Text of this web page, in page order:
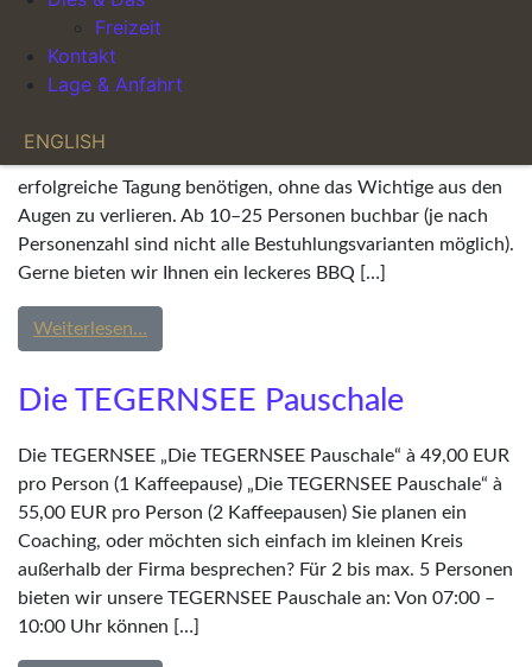
Freizeit
Kontakt
Lage & Anfahrt
ENGLISH
Die MÜNCHEN Pauschale
MÜNCHEN „Die MÜNCHEN Pauschale“ à 89,00 EUR pro
Person (2 Kaffeepausen) Für Alle, die sich auf das
erfolgreiche Tagung benötigen, ohne das Wichtige aus den
Augen zu verlieren. Ab 10–25 Personen buchbar (je nach
Personenzahl sind nicht alle Bestuhlungsvarianten möglich).
Gerne bieten wir Ihnen ein leckeres BBQ […]
Weiterlesen…
Die TEGERNSEE Pauschale
Die TEGERNSEE „Die TEGERNSEE Pauschale“ à 49,00 EUR
pro Person (1 Kaffeepause) „Die TEGERNSEE Pauschale“ à
55,00 EUR pro Person (2 Kaffeepausen) Sie planen ein
Coaching, oder möchten sich einfach im kleinen Kreis
außerhalb der Firma besprechen? Für 2 bis max. 5 Personen
bieten wir unsere TEGERNSEE Pauschale an: Von 07:00 –
10:00 Uhr können […]